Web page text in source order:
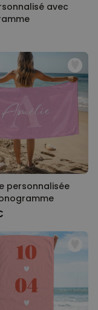
avec
personnalisée